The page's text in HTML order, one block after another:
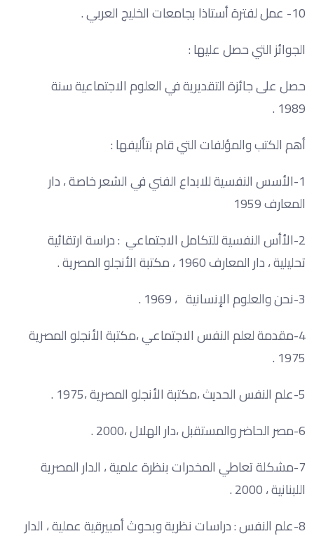
10- عمل لفترة أستاذا بجامعات الخليج العربي .
الجوائز التي حصل عليها :
حصل على جائزة التقديرية في العلوم الاجتماعية سنة
1989 .
أهم الكتب والمؤلفات التي قام بتأليفها :
1-الأسس النفسية للابداع الفني في الشعر خاصة ، دار
المعارف 1959
2-الأأس النفسية للتكامل الاجتماعي : دراسة ارتقائية
تحليلية ، دار المعارف 1960 ، مكتبة الأنجلو المصرية .
3-نحن والعلوم الإنسانية ، 1969 .
4-مقدمة لعلم النفس الاجتماعي ،مكتبة الأنجلو المصرية
1975 .
5-علم النفس الحديث ،مكتبة الأنجلو المصرية ،1975 .
6-مصر الحاضر والمستقبل ،دار الهلال ،2000 .
7-مشكلة تعاطي المخدرات بنظرة علمية ، الدار المصرية
اللبنانية ، 2000 .
8-علم النفس : دراسات نظرية وبحوث أمبيرقية عملية ، الدار